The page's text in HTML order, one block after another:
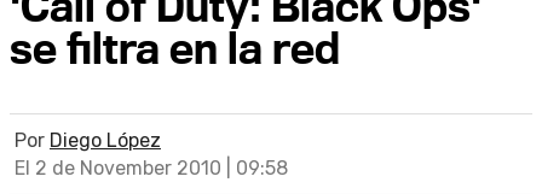
se filtra en la red
Por Diego López
El 2 de November 2010 | 09:58